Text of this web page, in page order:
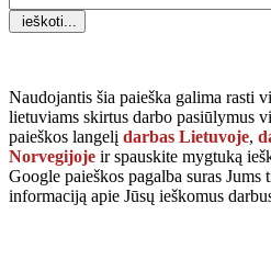
Naudojantis šia paieška galima rasti
lietuviams skirtus darbo pasiūlymus
paieškos langelį darbas Lietuvoje,
Norvegijoje ir spauskite mygtuką
Google paieškos pagalba suras Jums
informaciją apie Jūsų ieškomus